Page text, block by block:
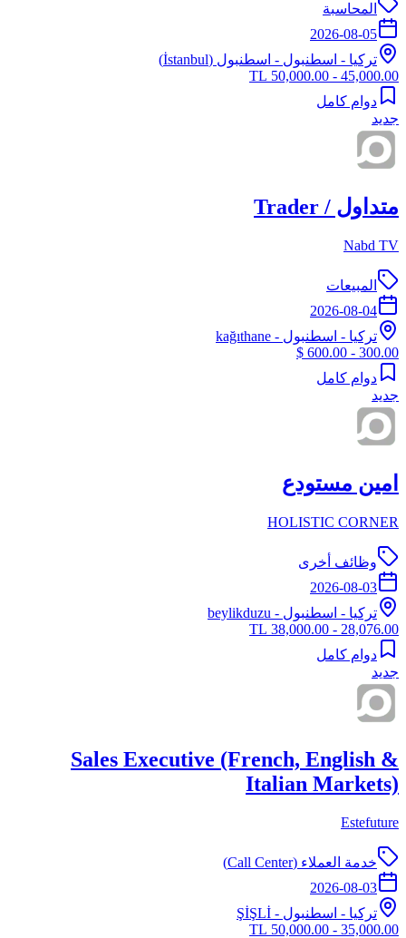
المحاسبة
2026-08-05
تركيا - اسطنبول - اسطنبول (İstanbul)
45,000.00 - 50,000.00 TL
دوام كامل
جديد
متداول / Trader
Nabd TV
المبيعات
2026-08-04
تركيا - اسطنبول - kağıthane
300.00 - 600.00 $
دوام كامل
جديد
امين مستودع
HOLISTIC CORNER
وظائف أخرى
2026-08-03
تركيا - اسطنبول - beylikduzu
28,076.00 - 38,000.00 TL
دوام كامل
جديد
Sales Executive (French, English &
Italian Markets)
Estefuture
خدمة العملاء (Call Center)
2026-08-03
تركيا - اسطنبول - ŞİŞLİ
35,000.00 - 50,000.00 TL